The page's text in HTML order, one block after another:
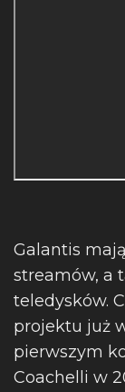
Galantis
streamów, a
teledysków.
projektu już
pierwszym
Coachelli w